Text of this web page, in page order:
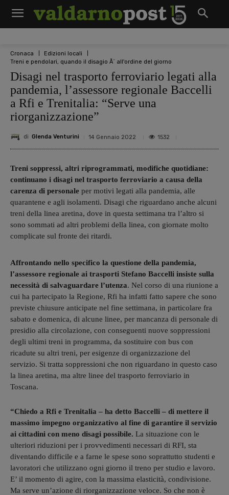
Cronaca
Edizioni locali
Treni e pendolari, quando il disagio Ã¨ all'ordine del giorno
Disagi nel trasporto ferroviario legati alla
pandemia, l’assessore regionale Baccelli
a Rfi e Trenitalia: “Serve una
riorganizzazione”
di Glenda Venturini 14 Gennaio 2022 1532
Treni soppressi, altri riprogrammati, modifiche quotidiane:
continuano i disagi nel trasporto ferroviario a causa della
carenza di personale per motivi legati alla pandemia, alle
quarantene e agli isolamenti. Disagi che riguardano anche alcuni
treni della linea aretina, dove in questa settimana tra l’altro si
sono sommati ad altri problemi della linea, con giornate molto
complicate sul fronte dei ritardi.
Affrontando nello specifico la questione della pandemia,
l’assessore regionale ai trasporti Stefano Baccelli insiste sulla
necessità di salvaguardare l’utenza. Nel corso di una riunione a
cui ha partecipato la Regione, Rfi ha infatti fatto sapere che sono
previste chiusure anticipate nel fine settimana, in particolare fra
sabato e domenica, di alcune linee, per mancanza di personale di
presidio alla circolazione, con conseguenti nuove soppressioni
degli ultimi treni in programma, da sostituire con bus con
ricadute su altri treni, per esigenze di organizzazione del
servizio. Si tratta soppressioni che non riguardano in questo caso
la linea aretina, ma altre linee del trasporto ferroviario in
Toscana.
“Chiedo a Rfi e Trenitalia – ha detto Baccelli – di mettere il
massimo impegno organizzativo al fine di garantire il servizio
ai cittadini con meno disagi possibile. La situazione con le
ulteriori riduzioni per i provvedimenti necessari di RFI, sta
diventando difficile e a farne le spese sono soprattutto studenti e
lavoratori che utilizzano ogni giorno il treno per studio e lavoro.
E’ il momento di agire, con la massima elasticità, condivisione.
Ma serve un’azione di riorganizzazione veloce. So che non è